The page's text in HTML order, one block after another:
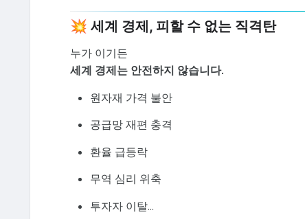
💥 세계 경제, 피할 수 없는 직격탄
누가 이기든
세계 경제는 안전하지 않습니다.
원자재 가격 불안
공급망 재편 충격
환율 급등락
무역 심리 위축
투자자 이탈…